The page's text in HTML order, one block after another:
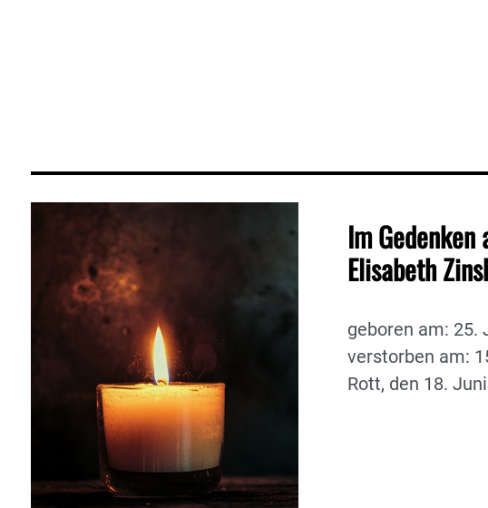
Im Gedenken
Elisabeth
geboren am: 25.
verstorben am:
Rott, den 18.